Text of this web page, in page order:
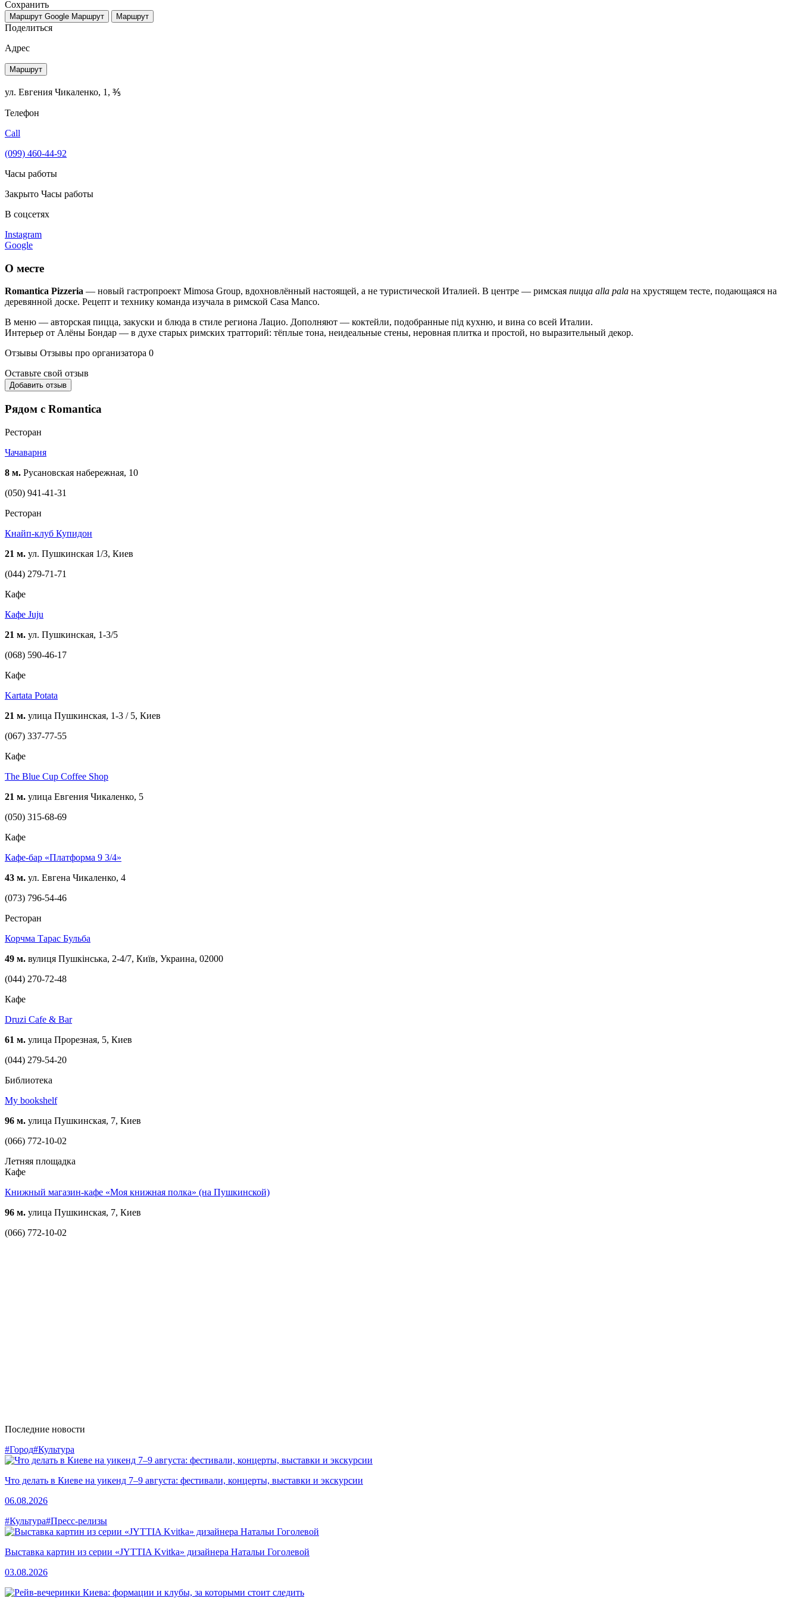
Сохранить
Маршрут Google Маршрут Маршрут
Поделиться
Адрес
Маршрут
ул. Евгения Чикаленко, 1, ⅗
Телефон
Call
(099) 460-44-92
Часы работы
Закрыто Часы работы
В соцсетях
Instagram
Google
О месте
Romantica Pizzeria — новый гастропроект Mimosa Group, вдохновлённый настоящей, а не туристической Италией. В центре — римская пицца alla pala на хрустящем тесте, подающаяся на
деревянной доске. Рецепт и технику команда изучала в римской Casa Manco.
В меню — авторская пицца, закуски и блюда в стиле региона Лацио. Дополняют — коктейли, подобранные під кухню, и вина со всей Италии.
Интерьер от Алёны Бондар — в духе старых римских тратторий: тёплые тона, неидеальные стены, неровная плитка и простой, но выразительный декор.
Отзывы Отзывы про организатора 0
Оставьте свой отзыв
Добавить отзыв
Рядом с Romantica
Ресторан
Чачаварня
8 м. Русановская набережная, 10
(050) 941-41-31
Ресторан
Кнайп-клуб Купидон
21 м. ул. Пушкинская 1/3, Киев
(044) 279-71-71
Кафе
Кафе Juju
21 м. ул. Пушкинская, 1-3/5
(068) 590-46-17
Кафе
Kartata Potata
21 м. улица Пушкинская, 1-3 / 5, Киев
(067) 337-77-55
Кафе
The Blue Cup Coffee Shop
21 м. улица Евгения Чикаленко, 5
(050) 315-68-69
Кафе
Кафе-бар «Платформа 9 3/4»
43 м. ул. Евгена Чикаленко, 4
(073) 796-54-46
Ресторан
Корчма Тарас Бульба
49 м. вулиця Пушкінська, 2-4/7, Київ, Украина, 02000
(044) 270-72-48
Кафе
Druzi Cafe & Bar
61 м. улица Прорезная, 5, Киев
(044) 279-54-20
Библиотека
My bookshelf
96 м. улица Пушкинская, 7, Киев
(066) 772-10-02
Летняя площадка
Кафе
Книжный магазин-кафе «Моя книжная полка» (на Пушкинской)
96 м. улица Пушкинская, 7, Киев
(066) 772-10-02
Последние новости
#Город#Культура
Что делать в Киеве на уикенд 7–9 августа: фестивали, концерты, выставки и экскурсии
06.08.2026
#Культура#Пресс-релизы
Выставка картин из серии «JYTTIA Kvitka» дизайнера Натальи Гоголевой
03.08.2026